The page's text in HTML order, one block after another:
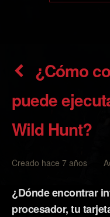
¿Cómo compruebo si mi PC
puede
Wild Hunt?
Creado hace 7 años
¿Dónde encontrar
procesador, tu